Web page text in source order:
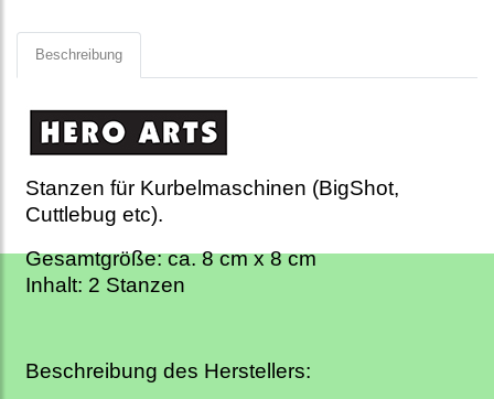
Beschreibung
Stanzen für Kurbelmaschinen (BigShot,
Cuttlebug etc).
Gesamtgröße: ca. 8 cm x 8 cm
Inhalt: 2 Stanzen
Beschreibung des Herstellers: